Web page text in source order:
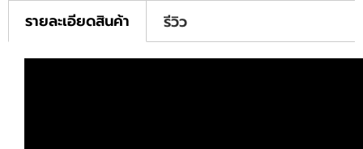
รายละเอียดสินค้า รีวิว